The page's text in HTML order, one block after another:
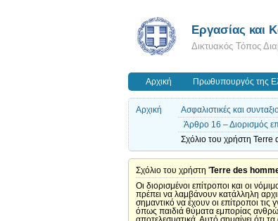
Εργασίας και
Δικτυακός Τόπος
Αρχική Πρωθυπουργός της
Αρχική
Ασφαλιστικές και
Άρθρο 16 – Διορισμός
Σχόλιο του χρήστη
Σχόλιο του χρήστη 'Terre des
Οι διορισμένοι επίτροποι και οι
πρέπει να λαμβάνουν κατάλληλη
σημαντικό να έχουν οι επίτροποι τις
όπως παιδιά θύματα εμπορίας